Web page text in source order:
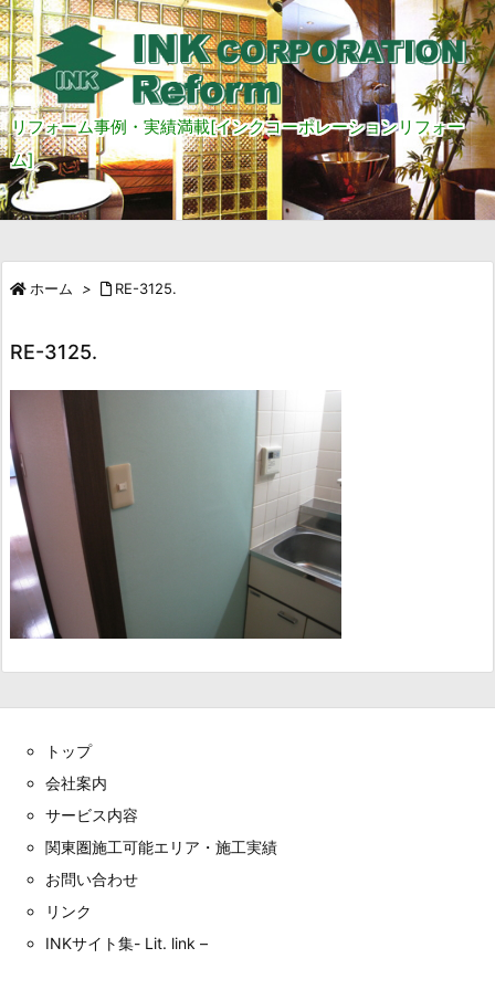
リフォーム事例・実績満載[インクコーポレーションリフォー
ム]
ホーム > RE-3125.
RE-3125.
トップ
会社案内
サービス内容
関東圏施工可能エリア・施工実績
お問い合わせ
リンク
INKサイト集- Lit. link –